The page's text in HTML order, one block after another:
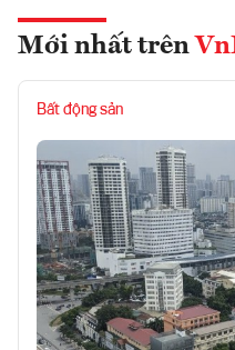
Mới nhất trên
Bất động sản